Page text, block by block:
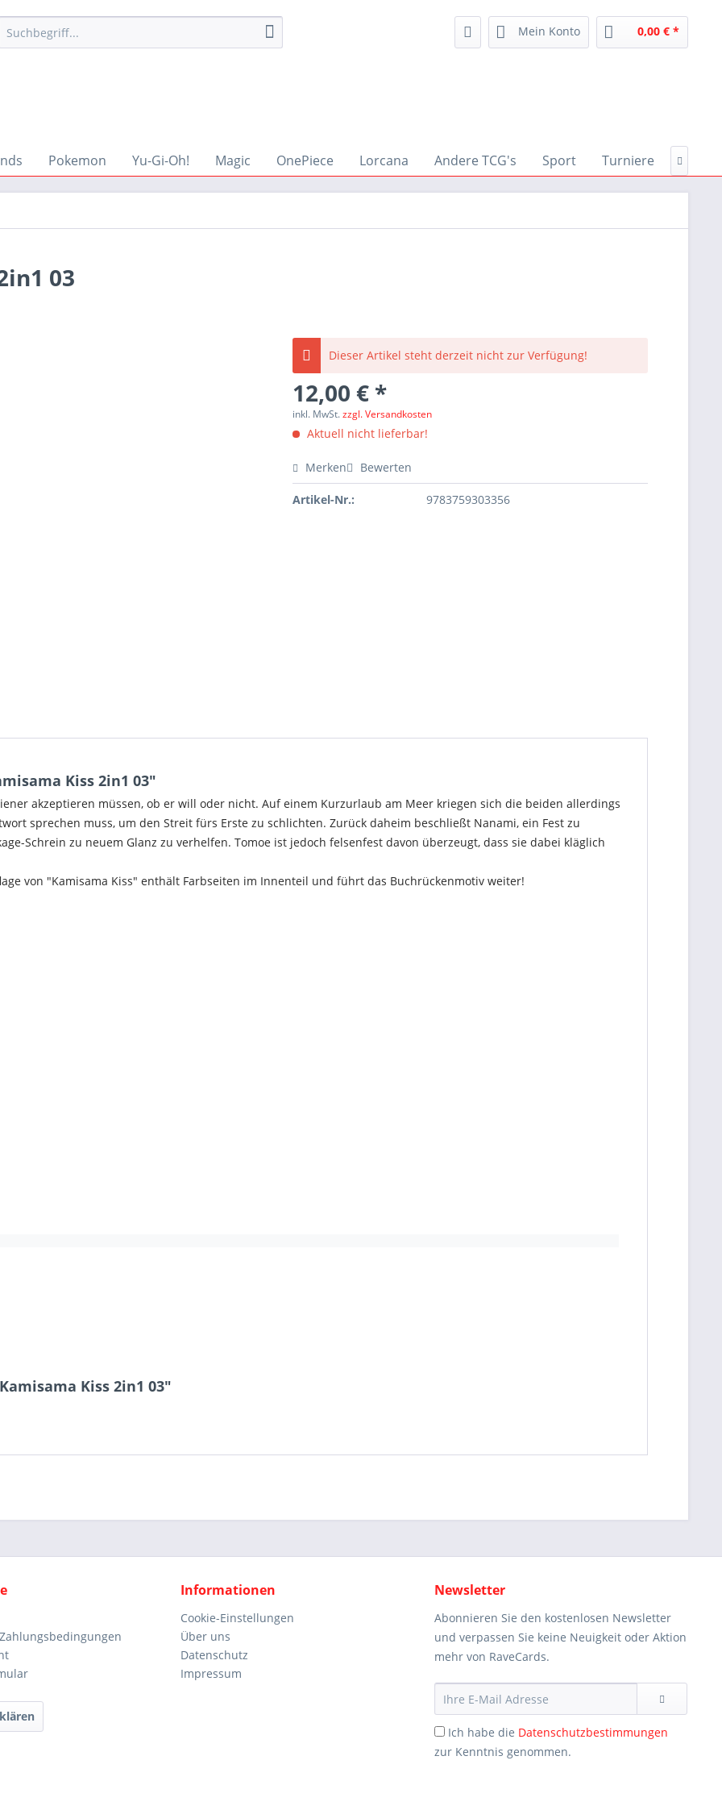
Mein Konto 0,00 € *
Pokemon Yu-Gi-Oh! Magic OnePiece Lorcana Andere TCG's Sport Turniere 
03
Dieser Artikel steht derzeit nicht zur Verfügung!
12,00 € *
inkl. MwSt.zzgl. Versandkosten
Aktuell nicht lieferbar!
Merken Bewerten
Artikel-Nr.: 9783759303356
Kiss 2in1 03"
akzeptieren müssen, ob er will oder nicht. Auf einem Kurzurlaub am Meer kriegen sich die beiden allerdings
sprechen muss, um den Streit fürs Erste zu schlichten. Zurück daheim beschließt Nanami, ein Fest zu
Schrein zu neuem Glanz zu verhelfen. Tomoe ist jedoch felsenfest davon überzeugt, dass sie dabei kläglich
von "Kamisama Kiss" enthält Farbseiten im Innenteil und führt das Buchrückenmotiv weiter!
Kiss 2in1 03"
Informationen
Cookie-Einstellungen
Über uns
Datenschutz
Impressum
Newsletter
Abonnieren Sie den kostenlosen Newsletter
und verpassen Sie keine Neuigkeit oder Aktion
mehr von RaveCards.
Ich habe die Datenschutzbestimmungen
zur Kenntnis genommen.